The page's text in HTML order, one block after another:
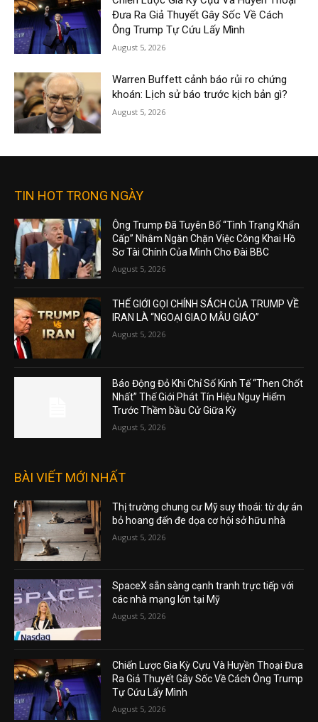
Đưa Ra Giả Thuyết Gây Sốc Về Cách
Ông Trump Tự Cứu Lấy Mình
August 5, 2026
Warren Buffett cảnh báo rủi ro chứng
khoán: Lịch sử báo trước kịch bản gì?
August 5, 2026
TIN HOT TRONG NGÀY
Ông Trump Đã Tuyên Bố “Tình Trạng Khẩn
Cấp” Nhằm Ngăn Chặn Việc Công Khai Hồ
Sơ Tài Chính Của Mình Cho Đài BBC
August 5, 2026
THẾ GIỚI GỌI CHÍNH SÁCH CỦA TRUMP VỀ
IRAN LÀ “NGOẠI GIAO MẪU GIÁO”
August 5, 2026
Báo Động Đỏ Khi Chỉ Số Kinh Tế “Then Chốt
Nhất” Thế Giới Phát Tín Hiệu Nguy Hiểm
Trước Thềm bầu Cử Giữa Kỳ
August 5, 2026
BÀI VIẾT MỚI NHẤT
Thị trường chung cư Mỹ suy thoái: từ dự án
bỏ hoang đến đe dọa cơ hội sở hữu nhà
August 5, 2026
SpaceX sẵn sàng cạnh tranh trực tiếp với
các nhà mạng lớn tại Mỹ
August 5, 2026
Chiến Lược Gia Kỳ Cựu Và Huyền Thoại Đưa
Ra Giả Thuyết Gây Sốc Về Cách Ông Trump
Tự Cứu Lấy Mình
August 5, 2026